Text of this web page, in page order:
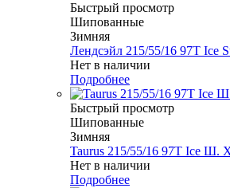
Быстрый просмотр
Шипованные
Зимняя
Лендсэйл 215/55/16 97T Ice
Нет в наличии
Подробнее
Быстрый просмотр
Шипованные
Зимняя
Taurus 215/55/16 97T Ice Ш.
Нет в наличии
Подробнее